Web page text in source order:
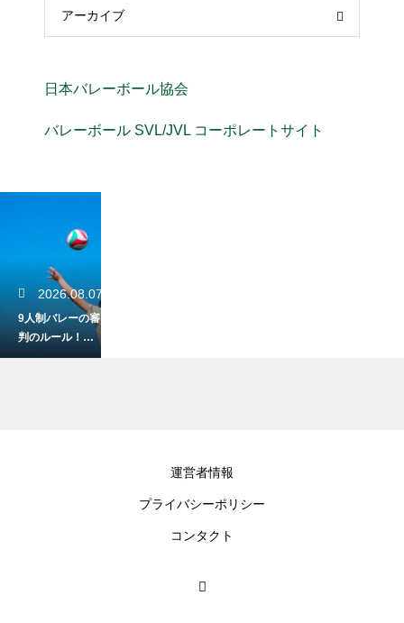
アーカイブ
日本バレーボール協会
バレーボール SVL/JVL コーポレートサイト
2026.08.07
9人制バレーの審
判のルール！試
合を円滑に進め
運営者情報
プライバシーポリシー
コンタクト